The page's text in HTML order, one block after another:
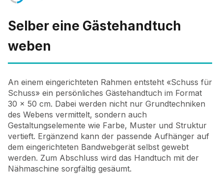
Selber eine Gästehandtuch
weben
An einem eingerichteten Rahmen entsteht «Schuss für
Schuss» ein persönliches Gästehandtuch im Format
30 x 50 cm. Dabei werden nicht nur Grundtechniken
des Webens vermittelt, sondern auch
Gestaltungselemente wie Farbe, Muster und Struktur
vertieft. Ergänzend kann der passende Aufhänger auf
dem eingerichteten Bandwebgerät selbst gewebt
werden. Zum Abschluss wird das Handtuch mit der
Nähmaschine sorgfältig gesäumt.